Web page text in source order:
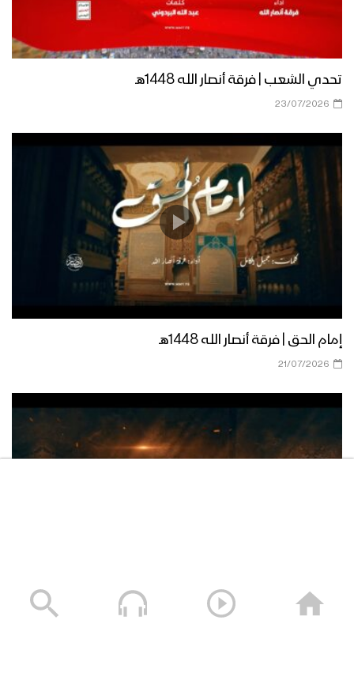
لحج – مقابلات مع المجاهدين المرابطين
في جبهة القبيطة بمناسبة الذكرى
السنوية للشهيد 1445هـ
– 1445هـ
منهج الشهداء | فرقة المصطفى بـ ضحيان
-1445هـ
كليب صناع المجد | زكريا إسماعيل 1444هـ
نشيد موكب الشهداء – فرقة الشهيد القائد
نشيد لك الروح – فرقة الشهيد القائد –
1444هـ
تحدي الشعب | فرقة أنصار الله 1448هـ
23/07/2026
إمام الحق | فرقة أنصار الله 1448هـ
21/07/2026
فلاشة سنكسر الحصار – فرقة أنصار الله 1448هـ